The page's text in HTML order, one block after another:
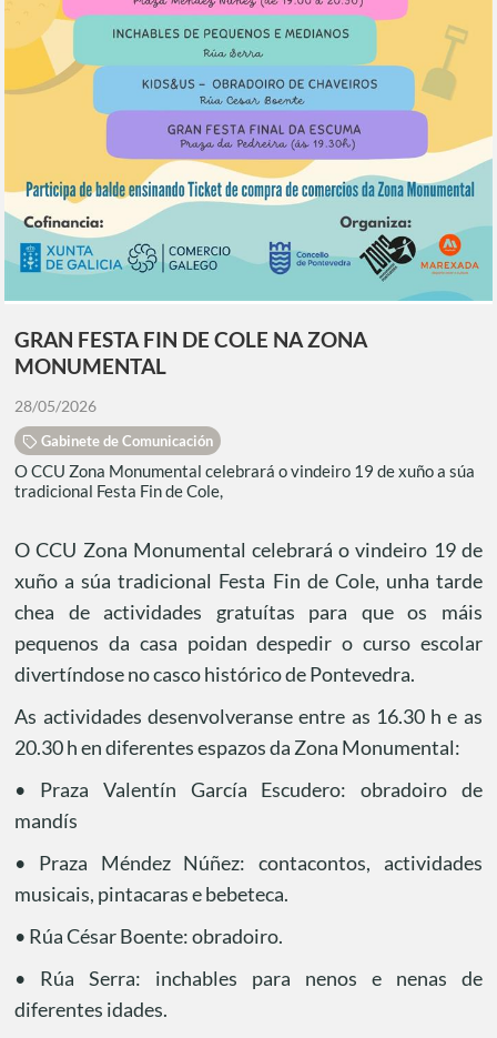
GRAN FESTA FIN DE COLE NA ZONA
MONUMENTAL
28/05/2026
Gabinete de Comunicación
O CCU Zona Monumental celebrará o vindeiro 19 de xuño a súa
tradicional Festa Fin de Cole,
O CCU Zona Monumental celebrará o vindeiro 19 de
xuño a súa tradicional Festa Fin de Cole, unha tarde
chea de actividades gratuítas para que os máis
pequenos da casa poidan despedir o curso escolar
divertíndose no casco histórico de Pontevedra.
As actividades desenvolveranse entre as 16.30 h e as
20.30 h en diferentes espazos da Zona Monumental:
• Praza Valentín García Escudero: obradoiro de
mandís
• Praza Méndez Núñez: contacontos, actividades
musicais, pintacaras e bebeteca.
• Rúa César Boente: obradoiro.
• Rúa Serra: inchables para nenos e nenas de
diferentes idades.